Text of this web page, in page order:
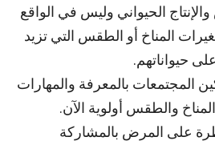
الحيواني وليس في الواقع
المناخ أو الطقس التي تزيد
حيواناتهم.
المجتمعات بالمعرفة والمهارات
والطقس أولوية الآن.
على المرض بالمشاركة